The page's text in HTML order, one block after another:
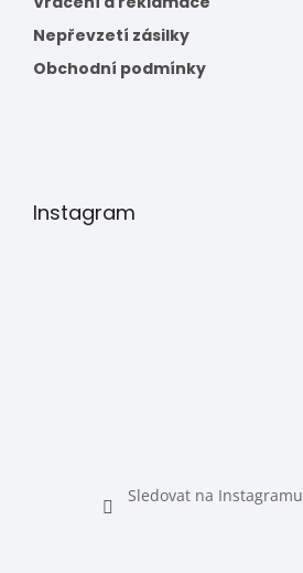
Nepřevzetí zásilky
Obchodní podmínky
Instagram
Sledovat na Instagramu